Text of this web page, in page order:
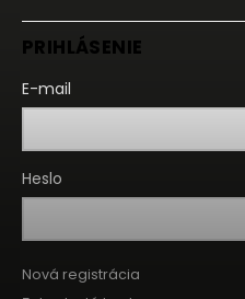
PRIHLÁSENIE
E-mail
Heslo
Nová registrácia